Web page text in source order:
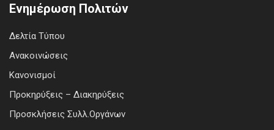
Ενημέρωση Πολιτών
Δελτία Τύπου
Ανακοινώσεις
Κανονισμοί
Προκηρύξεις – Διακηρύξεις
Προσκλήσεις Συλλ.Οργάνων